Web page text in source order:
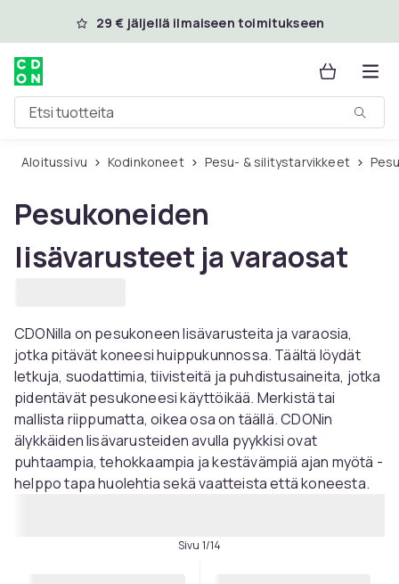
Ohita ja siirry pääsisältöön
29 € jäljellä ilmaiseen toimitukseen
Etsi tuotteita
Aloitussivu Kodinkoneet Pesu- & silitystarvikkeet
Pesukoneiden
lisävarusteet ja varaosat
CDONilla on pesukoneen lisävarusteita ja varaosia,
jotka pitävät koneesi huippukunnossa. Täältä löydät
letkuja, suodattimia, tiivisteitä ja puhdistusaineita, jotka
pidentävät pesukoneesi käyttöikää. Merkistä tai
mallista riippumatta, oikea osa on täällä. CDONin
älykkäiden lisävarusteiden avulla pyykkisi ovat
puhtaampia, tehokkaampia ja kestävämpiä ajan myötä -
helppo tapa huolehtia sekä vaatteista että koneesta.
Sivu 1/14